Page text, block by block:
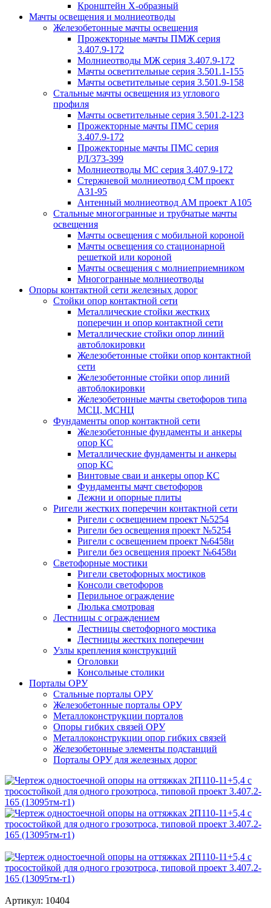
Кронштейн Х-образный
Мачты освещения и молниеотводы
Железобетонные мачты освещения
Прожекторные мачты ПМЖ серия
3.407.9-172
Молниеотводы МЖ серия 3.407.9-172
Мачты осветительные серия 3.501.1-155
Мачты осветительные серия 3.501.9-158
Стальные мачты освещения из углового
профиля
Мачты осветительные серия 3.501.2-123
Прожекторные мачты ПМС серия
3.407.9-172
Прожекторные мачты ПМС серия
РЛ/373-399
Молниеотводы МС серия 3.407.9-172
Стержневой молниеотвод СМ проект
А31-95
Антенный молниеотвод АМ проект А105
Стальные многогранные и трубчатые мачты
освещения
Мачты освещения с мобильной короной
Мачты освещения со стационарной
решеткой или короной
Мачты освещения с молниеприемником
Многогранные молниеотводы
Опоры контактной сети железных дорог
Стойки опор контактной сети
Металлические стойки жестких
поперечин и опор контактной сети
Металлические стойки опор линий
автоблокировки
Железобетонные стойки опор контактной
сети
Железобетонные стойки опор линий
автоблокировки
Железобетонные мачты светофоров типа
МСЦ, МСНЦ
Фундаменты опор контактной сети
Железобетонные фундаменты и анкеры
опор КС
Металлические фундаменты и анкеры
опор КС
Винтовые сваи и анкеры опор КС
Фундаменты мачт светофоров
Лежни и опорные плиты
Ригели жестких поперечин контактной сети
Ригели с освещением проект №5254
Ригели без освещения проект №5254
Ригели с освещением проект №6458и
Ригели без освещения проект №6458и
Светофорные мостики
Ригели светофорных мостиков
Консоли светофоров
Перильное ограждение
Люлька смотровая
Лестницы с ограждением
Лестницы светофорного мостика
Лестницы жестких поперечин
Узлы крепления конструкций
Оголовки
Консольные столики
Порталы ОРУ
Стальные порталы ОРУ
Железобетонные порталы ОРУ
Металлоконструкции порталов
Опоры гибких связей ОРУ
Металлоконструкции опор гибких связей
Железобетонные элементы подстанций
Порталы ОРУ для железных дорог
Артикул: 10404